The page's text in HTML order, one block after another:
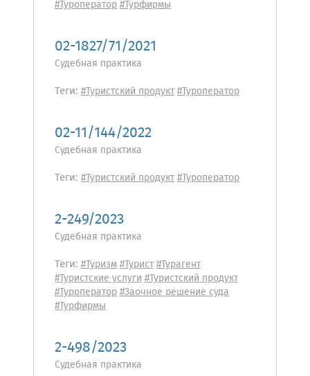
#Туроператор#Турфирмы
02-1827/71/2021
Судебная практика
Теги: #Туристский продукт#Туроператор
02-11/144/2022
Судебная практика
Теги: #Туристский продукт#Туроператор
2-249/2023
Судебная практика
Теги: #Туризм#Турист#Турагент
#Туристские услуги#Туристский продукт
#Туроператор#Заочное решение суда
#Турфирмы
2-498/2023
Судебная практика